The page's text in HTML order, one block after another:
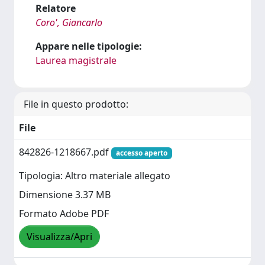
Relatore
Coro', Giancarlo
Appare nelle tipologie:
Laurea magistrale
File in questo prodotto:
File
842826-1218667.pdf
accesso aperto
Tipologia: Altro materiale allegato
Dimensione 3.37 MB
Formato Adobe PDF
Visualizza/Apri